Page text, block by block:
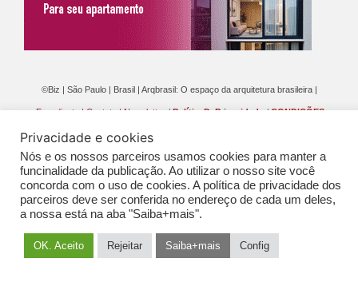
©Biz | São Paulo | Brasil | Arqbrasil: O espaço da arquitetura brasileira |
Expediente|Contato|Newsletter/PolíticaDePrivacidade/CONDIÇÕES
GERAIS DE PUBLICAÇÃO (CGP
Privacidade e cookies
Nós e os nossos parceiros usamos cookies para manter a
funcinalidade da publicação. Ao utilizar o nosso site você
concorda com o uso de cookies. A política de privacidade dos
parceiros deve ser conferida no endereço de cada um deles,
a nossa está na aba "Saiba+mais".
OK. Aceito Rejeitar Saiba+mais Config